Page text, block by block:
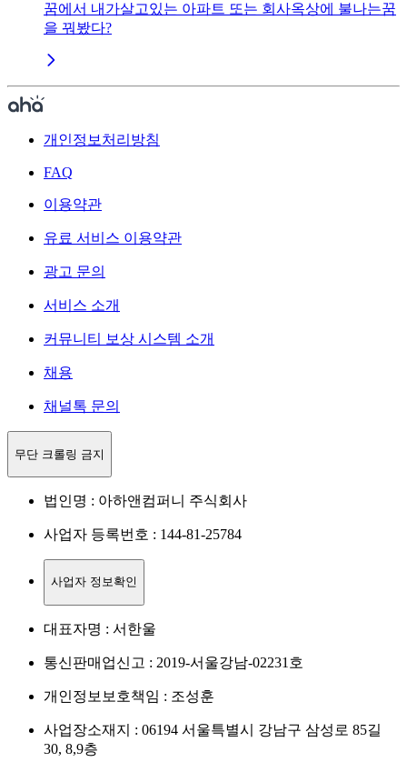
꿈에서 내가살고있는 아파트 또는 회사옥상에 불나는꿈
을 꿔봤다?
개인정보처리방침
FAQ
이용약관
유료 서비스 이용약관
광고 문의
서비스 소개
커뮤니티 보상 시스템 소개
채용
채널톡 문의
무단 크롤링 금지
법인명 : 아하앤컴퍼니 주식회사
사업자 등록번호 : 144-81-25784
사업자 정보확인
대표자명 : 서한울
통신판매업신고 : 2019-서울강남-02231호
개인정보보호책임 : 조성훈
사업장소재지 : 06194 서울특별시 강남구 삼성로 85길
30, 8,9층